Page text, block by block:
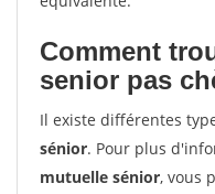
Comment
senior pas
Il existe différentes
sénior. Pour plus
mutuelle sénior, vous